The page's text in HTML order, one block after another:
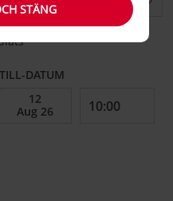
TILL-DATUM
STÄNG